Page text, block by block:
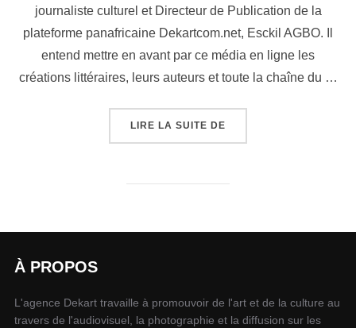
journaliste culturel et Directeur de Publication de la
plateforme panafricaine Dekartcom.net, Esckil AGBO. Il
entend mettre en avant par ce média en ligne les
créations littéraires, leurs auteurs et toute la chaîne du …
LIRE LA SUITE DE
À PROPOS
L'agence Dekart travaille à promouvoir de l'art et de la culture au
travers de l'audiovisuel, la photographie et la diffusion sur les